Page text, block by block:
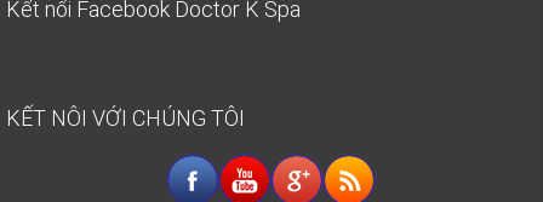
Kết nối Facebook Doctor K Spa
KẾT NÔI VỚI CHÚNG TÔI